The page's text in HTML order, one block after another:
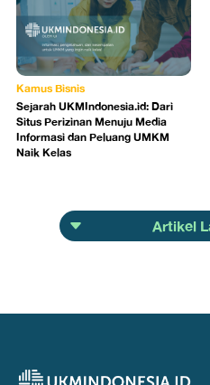
Kamus Bisnis
Sejarah UKMIndonesia.id: Dari
Situs Perizinan Menuju Media
Informasi dan Peluang UMKM
Naik Kelas
Artikel